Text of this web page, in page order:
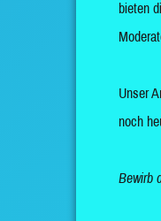
bieten
Unser
noch
Bewirb